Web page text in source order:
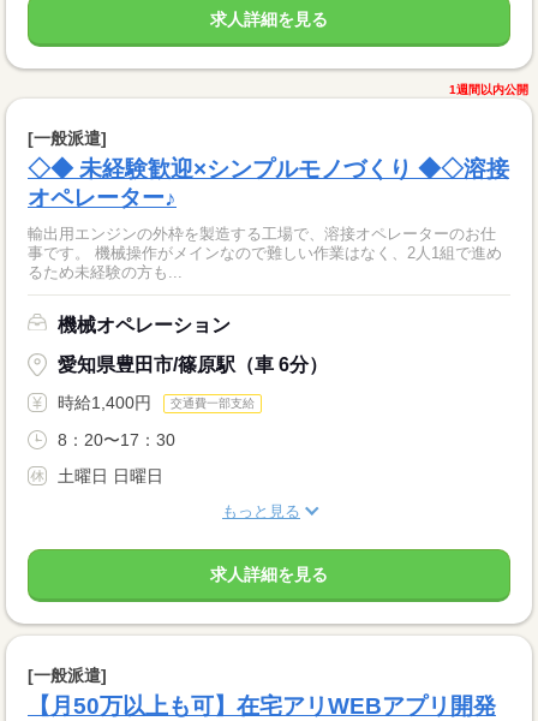
求人詳細を見る
1週間以内公開
[一般派遣]
◇◆ 未経験歓迎×シンプルモノづくり ◆◇溶接
オペレーター♪
輸出用エンジンの外枠を製造する工場で、溶接オペレーターのお仕
事です。 機械操作がメインなので難しい作業はなく、2人1組で進め
るため未経験の方も...
機械オペレーション
愛知県豊田市/篠原駅（車 6分）
時給1,400円 交通費一部支給
8：20〜17：30
土曜日 日曜日
もっと見る
求人詳細を見る
[一般派遣]
【月50万以上も可】在宅アリWEBアプリ開発